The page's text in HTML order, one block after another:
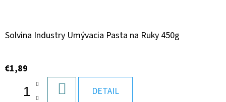
Solvina Industry Umývacia Pasta na Ruky 450g
€1,89
DETAIL